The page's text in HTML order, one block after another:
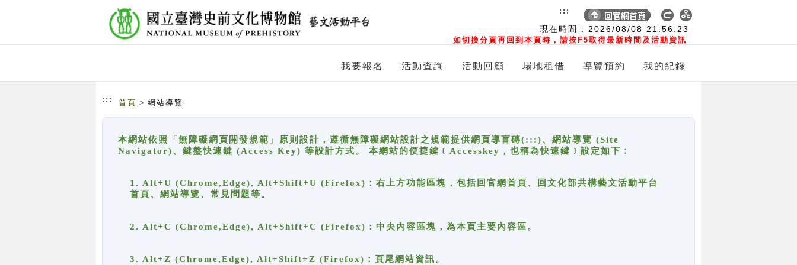
現在時間 : 2026/08/08 21:56:23
如切換分頁再回到本頁時，請按F5取得最新時間及活動資訊
:::
我要報名 活動查詢 活動回顧 場地租借 導覽預約 我的紀錄
::: 首頁 > 網站導覽
本網站依照「無障礙網頁開發規範」原則設計，遵循無障礙網站設計之規範提供網頁導盲磚(:::)、網站導覽 (Site
Navigator)、鍵盤快速鍵 (Access Key) 等設計方式。 本網站的便捷鍵﹝Accesskey，也稱為快速鍵﹞設定如下：
1. Alt+U (Chrome,Edge), Alt+Shift+U (Firefox)：右上方功能區塊，包括回官網首頁、回文化部共構藝文活動平台
首頁、網站導覽、常見問題等。
2. Alt+C (Chrome,Edge), Alt+Shift+C (Firefox)：中央內容區塊，為本頁主要內容區。
3. Alt+Z (Chrome,Edge), Alt+Shift+Z (Firefox)：頁尾網站資訊。